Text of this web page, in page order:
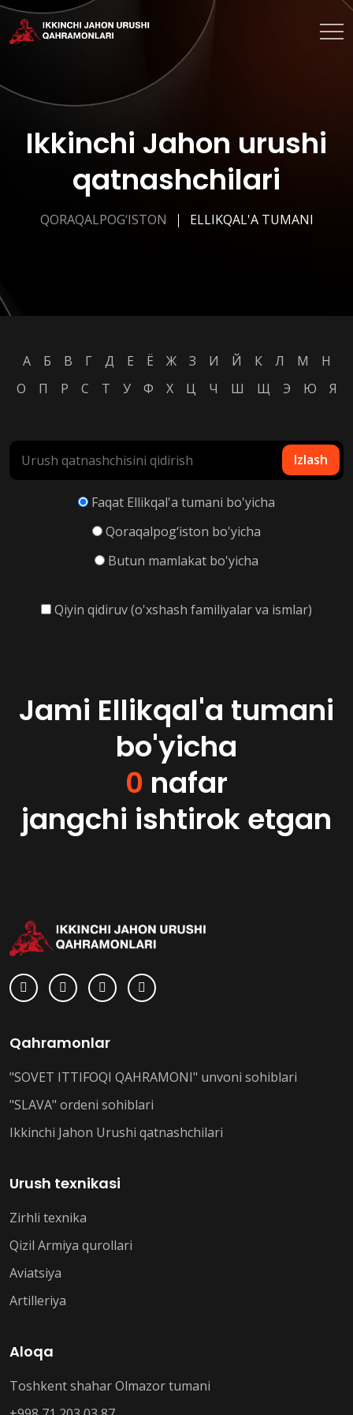
Ikkinchi Jahon urushi
qatnashchilari
QORAQALPOG‘ISTON ELLIKQAL'A TUMANI
А Б В Г Д Е Ё Ж З И Й К Л М
Н
О
П Р С Т У Ф Х Ц Ч Ш Щ Э Ю Я
Faqat Ellikqal'a tumani bo'yicha
Qoraqalpog‘iston bo'yicha
Butun mamlakat bo'yicha
Qiyin qidiruv (o'xshash familiyalar va ismlar)
Izlash
Jami Ellikqal'a tumani
bo'yicha
0 nafar
jangchi ishtirok etgan
Qahramonlar
"SOVET ITTIFOQI QAHRAMONI" unvoni sohiblari
"SLAVA" ordeni sohiblari
Ikkinchi Jahon Urushi qatnashchilari
Urush texnikasi
Zirhli texnika
Qizil Armiya qurollari
Aviatsiya
Artilleriya
Aloqa
Toshkent shahar Olmazor tumani